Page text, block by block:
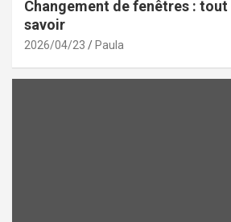
Changement de fenêtres : tout
savoir
2026/04/23 Paula